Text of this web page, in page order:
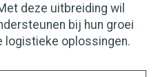
deze uitbreiding wil
bij hun groei
logistieke oplossingen.